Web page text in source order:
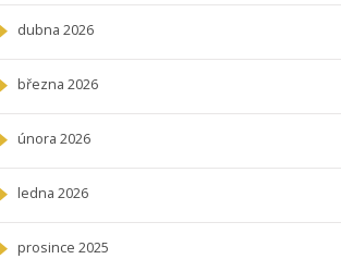
dubna 2026
března 2026
února 2026
ledna 2026
prosince 2025